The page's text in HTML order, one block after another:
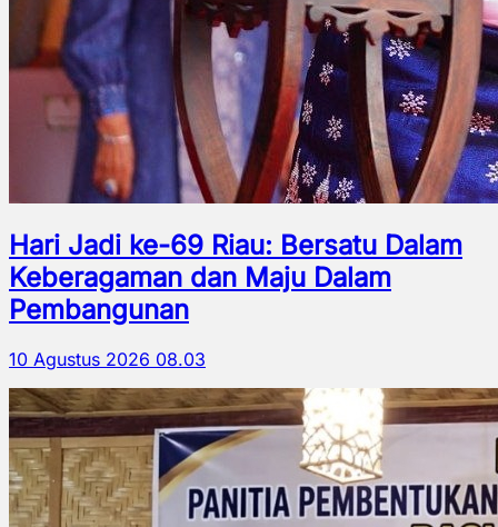
Hari Jadi ke-69 Riau: Bersatu Dalam
Keberagaman dan Maju Dalam
Pembangunan
10 Agustus 2026 08.03